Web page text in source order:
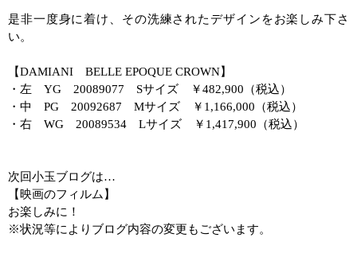
是非一度身に着け、その洗練されたデザインをお楽しみ下さ
い。
【DAMIANI BELLE EPOQUE CROWN】
・左 YG 20089077 Sサイズ ￥482,900 （税込）
・中 PG 20092687 Mサイズ ￥ 1,166,000 （税込）
・右 WG 20089534 Lサイズ ￥ 1,417,900 （税込）
次回小玉ブログは…
【映画のフィルム】
お楽しみに！
※状況等によりブログ内容の変更もございます。